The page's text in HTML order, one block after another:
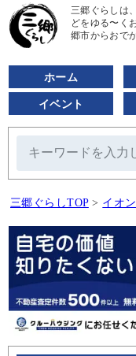
三郷ぐらしは
どをゆる〜く
郷市からおで
ホーム
イベント
三郷ぐらしTOP > イオ